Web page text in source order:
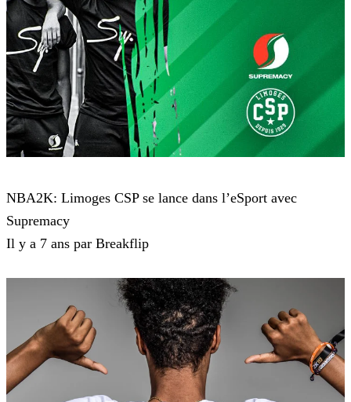
NBA2K: Limoges CSP se lance dans l’eSport avec
Supremacy
Il y a 7 ans par Breakflip